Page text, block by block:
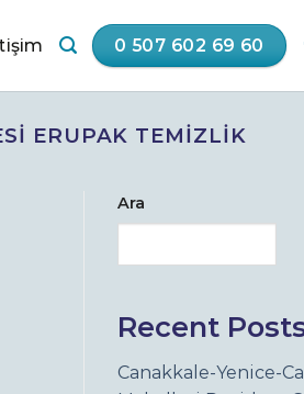
0 507 602 69 60
ERUPAK TEMIZLIK
Ara
Recent
Canakkale-Yenice-